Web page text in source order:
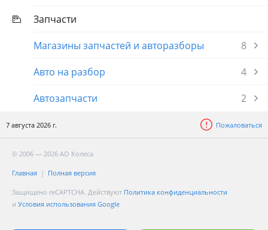
Запчасти
Магазины запчастей и авторазборы
8
Авто на разбор
4
Автозапчасти
2
7 августа 2026 г. Пожаловаться
© 2006 — 2026 АО Колеса
Главная Полная версия
Защищено reCAPTCHA. Действуют Политика конфиденциальности
и Условия использования Google